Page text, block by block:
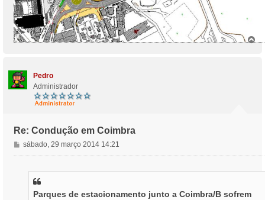
Pedro
Administrador
Re: Condução em Coimbra
M
e
sábado, 29 março 2014 14:21
Parques de estacionamento junto a Coimbra/B sofrem